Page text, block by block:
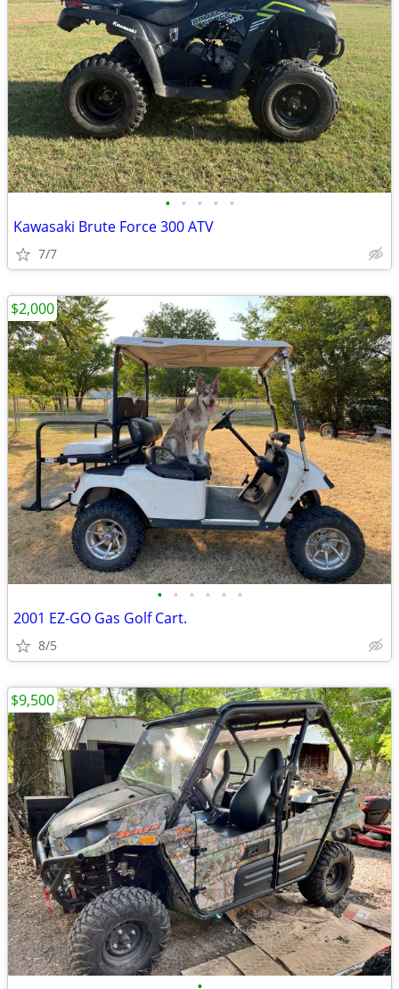
• • • • •
Kawasaki Brute Force 300 ATV
7/7
• • • • • •
2001 EZ-GO Gas Golf Cart.
8/5
$2,000
$9,500